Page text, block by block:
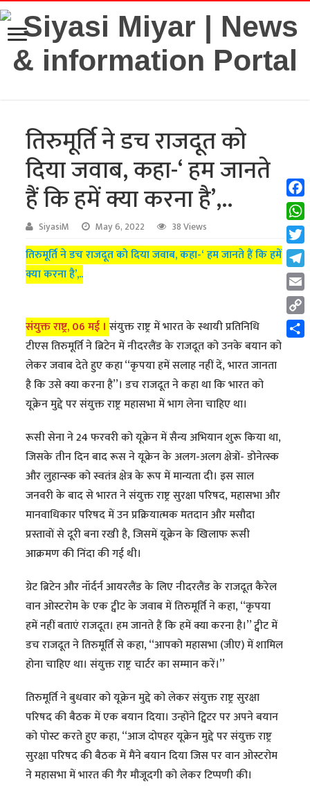
तिरुमूर्ति ने डच राजदूत को
दिया जवाब, कहा-‘ हम जानते
हैं कि हमें क्या करना है’,..
SiyasiM May 6, 2022 38 Views
तिरुमूर्ति ने डच राजदूत को दिया जवाब, कहा-‘ हम जानते हैं कि हमें
क्या करना है’,..
संयुक्त राष्ट्र, 06 मई ।संयुक्त राष्ट्र में भारत के स्थायी प्रतिनिधि
टीएस तिरुमूर्ति ने ब्रिटेन में नीदरलैंड के राजदूत को उनके बयान को
लेकर जवाब देते हुए कहा ‘‘कृपया हमें सलाह नहीं दें, भारत जानता
है कि उसे क्या करना है’’। डच राजदूत ने कहा था कि भारत को
यूक्रेन मुद्दे पर संयुक्त राष्ट्र महासभा में भाग लेना चाहिए था।
रूसी सेना ने 24 फरवरी को यूक्रेन में सैन्य अभियान शुरू किया था,
जिसके तीन दिन बाद रूस ने यूक्रेन के अलग-अलग क्षेत्रों- डोनेत्स्क
और लुहान्स्क को स्वतंत्र क्षेत्र के रूप में मान्यता दी। इस साल
जनवरी के बाद से भारत ने संयुक्त राष्ट्र सुरक्षा परिषद, महासभा और
मानवाधिकार परिषद में उन प्रक्रियात्मक मतदान और मसौदा
प्रस्तावों से दूरी बना रखी है, जिसमें यूक्रेन के खिलाफ रूसी
आक्रमण की निंदा की गई थी।
ग्रेट ब्रिटेन और नॉर्दर्न आयरलैंड के लिए नीदरलैंड के राजदूत कैरेल
वान ओस्टरोम के एक ट्वीट के जवाब में तिरुमूर्ति ने कहा, ‘‘कृपया
हमें नहीं बताएं राजदूत। हम जानते हैं कि हमें क्या करना है।’’ ट्वीट में
डच राजदूत ने तिरुमूर्ति से कहा, ‘‘आपको महासभा (जीए) में शामिल
होना चाहिए था। संयुक्त राष्ट्र चार्टर का सम्मान करें।’’
तिरुमूर्ति ने बुधवार को यूक्रेन मुद्दे को लेकर संयुक्त राष्ट्र सुरक्षा
परिषद की बैठक में एक बयान दिया। उन्होंने ट्विटर पर अपने बयान
को पोस्ट करते हुए कहा, ‘‘आज दोपहर यूक्रेन मुद्दे पर संयुक्त राष्ट्र
सुरक्षा परिषद की बैठक में मैंने बयान दिया जिस पर वान ओस्टरोम
ने महासभा में भारत की गैर मौजूदगी को लेकर टिप्पणी की।
Copy
Link